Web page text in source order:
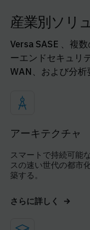
産業別ソリ
Versa SASE 、複
ーエンドセキュリ
WAN、および分析
アーキテクチャ
スマートで持続可能
スの速い世代の都市
築する。
さらに詳しく